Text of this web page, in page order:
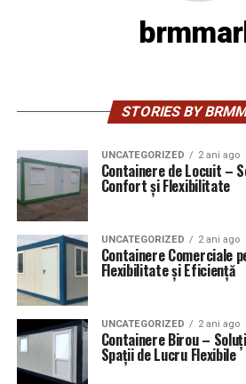
STORIES BY
UNCATEGORIZED 2 ani ago
Containere de Locuit –
Confort și Flexibilitate
UNCATEGORIZED 2 ani ago
Containere Comerciale
Flexibilitate și Eficiență
UNCATEGORIZED 2 ani ago
Containere Birou –
Spații de Lucru Flexibile